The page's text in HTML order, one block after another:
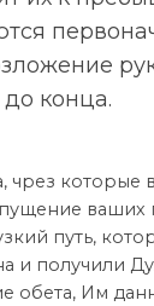
конца.
чрез которые
ваших
путь,
и получили
обета, Им